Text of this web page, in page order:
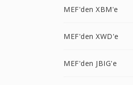
MEF'den XBM'e
MEF'den XWD'e
MEF'den JBIG'e